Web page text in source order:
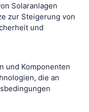
Solaranlagen
zur Steigerung von
und
und Komponenten
die an